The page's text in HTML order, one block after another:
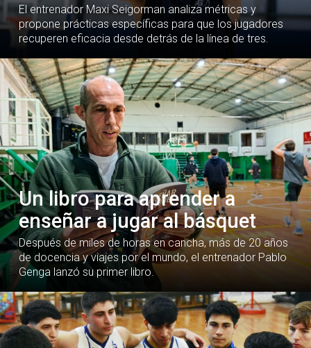
El entrenador Maxi Seigorman analiza métricas y
propone prácticas específicas para que los jugadores
recuperen eficacia desde detrás de la línea de tres.
Un libro para aprender a
enseñar a jugar al básquet
Después de miles de horas en cancha, más de 20 años
de docencia y viajes por el mundo, el entrenador Pablo
Genga lanzó su primer libro.